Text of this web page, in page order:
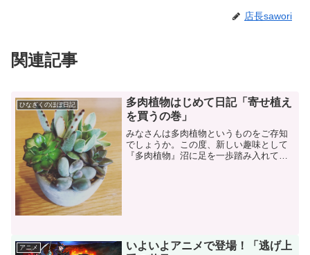
店長sawori
関連記事
ひなぎくのほぼ日記
多肉植物はじめて日記「寄せ植え
を買うの巻」
みなさんは多肉植物というものをご存知
でしょうか。この度、新しい趣味として
『多肉植物』沼に足を一歩踏み入れてし
アニメ
いよいよアニメで登場！「逃げ上